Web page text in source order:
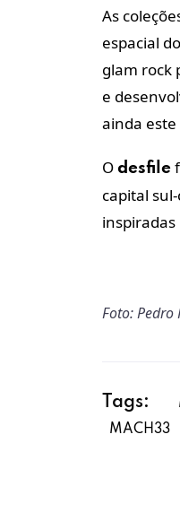
As
espacial
glam rock
e
ainda este
O desfile
capital
Foto: Pedro
Tags:
MACH33